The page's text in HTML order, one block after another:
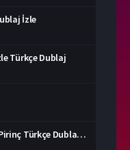
İzle
Türkçe Dublaj
Yedi Samuray: Kanlı Pirinç Türkçe Dublaj İzle